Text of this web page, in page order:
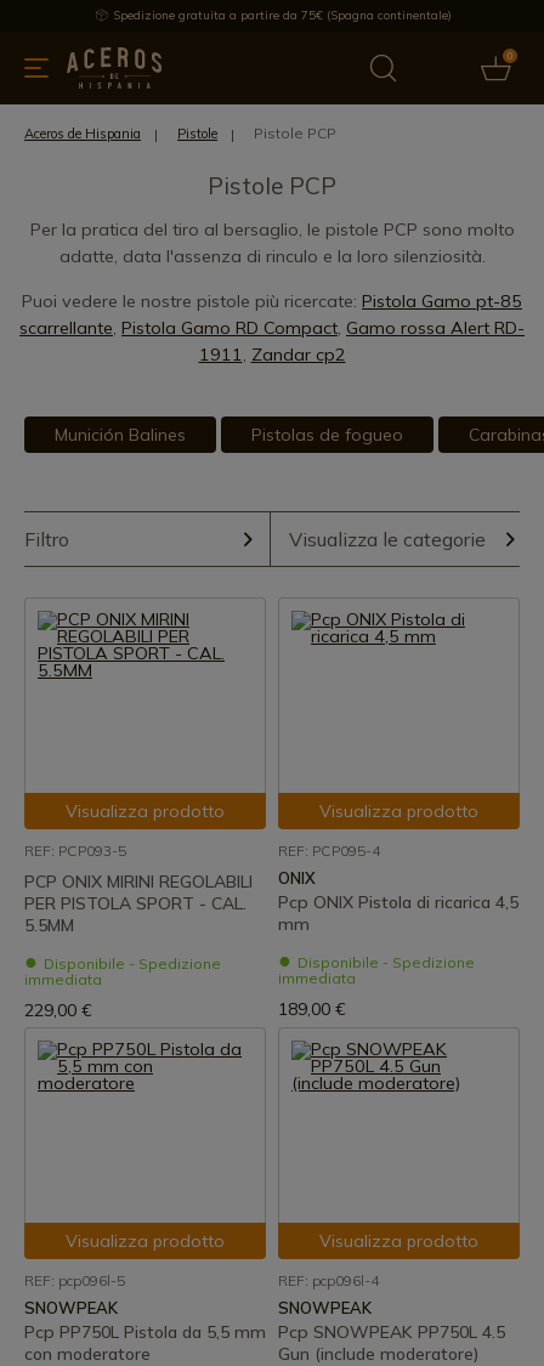
Spedizione gratuita a partire da 75€ (Spagna continentale)
0
cucina Offre Ultime notizie Venduti Marche
Aceros de Hispania Pistole Pistole PCP
Pistole PCP
Per la pratica del tiro al bersaglio, le pistole PCP sono molto
adatte, data l'assenza di rinculo e la loro silenziosità.
Puoi vedere le nostre pistole più ricercate: Pistola Gamo pt-85
scarrellante, Pistola Gamo RD Compact, Gamo rossa Alert RD-
1911, Zandar cp2
Munición Balines Pistolas de fogueo
Filtro Visualizza le categorie
Visualizza prodotto
REF: PCP093-5
PCP ONIX MIRINI REGOLABILI
PER PISTOLA SPORT - CAL.
5.5MM
Disponibile - Spedizione
immediata
229,00 €
Visualizza prodotto
REF: PCP095-4
ONIX
Pcp ONIX Pistola di ricarica 4,5
mm
Disponibile - Spedizione
immediata
189,00 €
Visualizza prodotto
REF: pcp096l-5
SNOWPEAK
Pcp PP750L Pistola da 5,5 mm
con moderatore
Visualizza prodotto
REF: pcp096l-4
SNOWPEAK
Pcp SNOWPEAK PP750L 4.5
Gun (include moderatore)